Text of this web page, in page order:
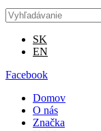
SK
EN
Facebook
Domov
O nás
Značka